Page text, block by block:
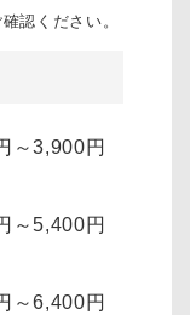
認ください。
～3,900円
～5,400円
～6,400円